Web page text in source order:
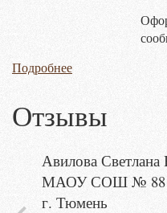
Подробнее
Отзывы
Авилова
МАОУ СОШ № 88
г. Тюмень